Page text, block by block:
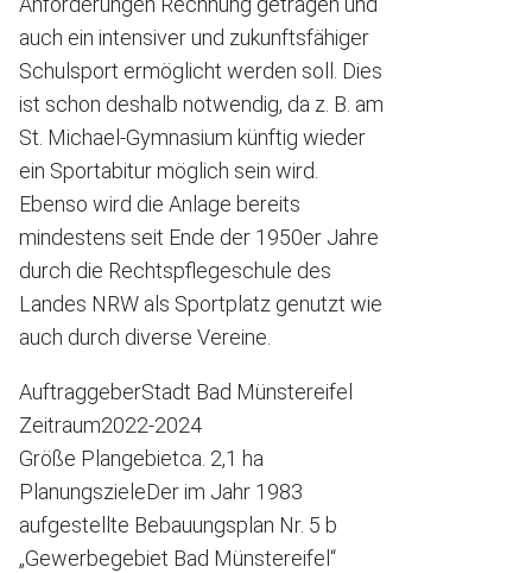
auch ein intensiver und zukunftsfähiger
Schulsport ermöglicht werden soll. Dies
ist schon deshalb notwendig, da z. B. am
St. Michael-Gymnasium künftig wieder
ein Sportabitur möglich sein wird.
Ebenso wird die Anlage bereits
mindestens seit Ende der 1950er Jahre
durch die Rechtspflegeschule des
Landes NRW als Sportplatz genutzt wie
auch durch diverse Vereine.
AuftraggeberStadt Bad Münstereifel
Zeitraum2022-2024
Größe Plangebietca. 2,1 ha
PlanungszieleDer im Jahr 1983
aufgestellte Bebauungsplan Nr. 5 b
„Gewerbegebiet Bad Münstereifel“